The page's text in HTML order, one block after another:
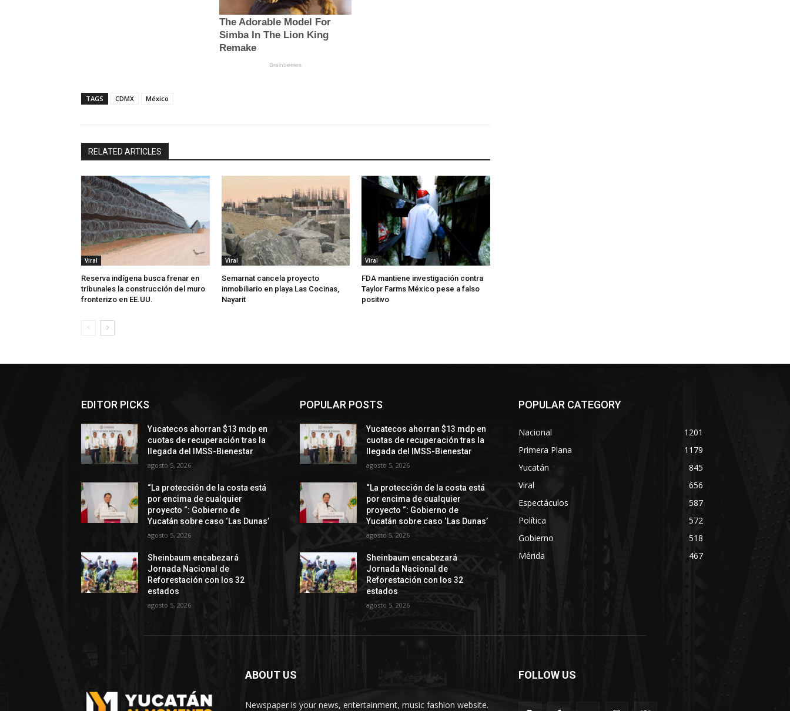
TAGS CDMX México
RELATED ARTICLES
Viral
Reserva indígena busca frenar en
tribunales la construcción del muro
fronterizo en EE.UU.
Viral
Semarnat cancela proyecto
inmobiliario en playa Las Cocinas,
Nayarit
Viral
FDA mantiene investigación contra
Taylor Farms México pese a falso
positivo
EDITOR PICKS
Yucatecos ahorran $13 mdp en
cuotas de recuperación tras la
llegada del IMSS-Bienestar
agosto 5, 2026
“La protección de la costa está
por encima de cualquier
proyecto “: Gobierno de
Yucatán sobre caso ‘Las Dunas’
agosto 5, 2026
Sheinbaum encabezará
Jornada Nacional de
Reforestación con los 32
estados
agosto 5, 2026
POPULAR POSTS
Yucatecos ahorran $13 mdp en
cuotas de recuperación tras la
llegada del IMSS-Bienestar
agosto 5, 2026
“La protección de la costa está
por encima de cualquier
proyecto “: Gobierno de
Yucatán sobre caso ‘Las Dunas’
agosto 5, 2026
Sheinbaum encabezará
Jornada Nacional de
Reforestación con los 32
estados
agosto 5, 2026
POPULAR CATEGORY
Nacional
1201
Primera Plana
1179
Yucatán
845
Viral
656
Espectáculos
587
Política
572
Gobierno
518
Mérida
467
ABOUT US
Newspaper is your news, entertainment, music fashion website.
FOLLOW US